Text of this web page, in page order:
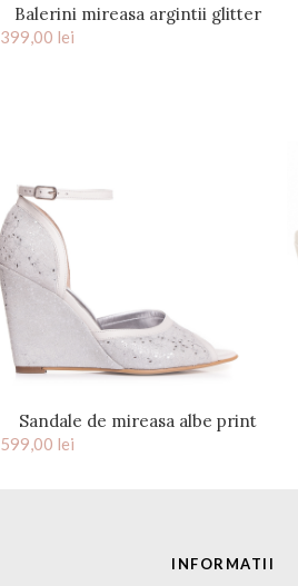
Balerini mireasa argintii glitter
399,00 lei
Sandale de mireasa albe print
dantela cu talpa ortopedica
599,00 lei
INFORMATII